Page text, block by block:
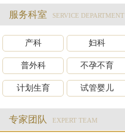
服务科室 SERVICE DEPARTMENT
产科 妇科
普外科 不孕不育
计划生育 试管婴儿
专家团队 EXPERT TEAM